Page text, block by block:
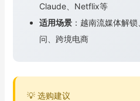
Claude、Netflix等
适用场景：越南流媒体解
问、跨境电商
💡 选购建议